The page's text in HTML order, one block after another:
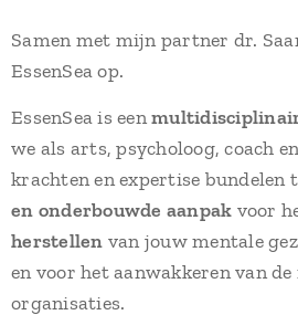
Samen met mijn partner dr.
EssenSea op.
EssenSea is een
we als arts, psycholoog, coach
krachten en expertise bundelen
en onderbouwde aanpak voor
herstellen van jouw mentale
en voor het aanwakkeren van
organisaties.